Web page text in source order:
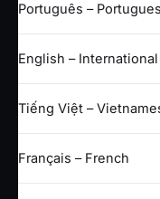
เงื่อน
ทั้งหมด
Português –
English – International
Tiếng Việt –
Français – French